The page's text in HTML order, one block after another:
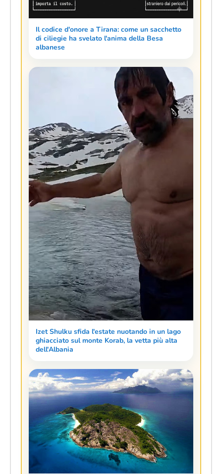
Il codice d'onore a Tirana: come un sacchetto
di ciliegie ha svelato l'anima della Besa
albanese
Izet Shulku sfida l'estate nuotando in un lago
ghiacciato sul monte Korab, la vetta più alta
dell'Albania